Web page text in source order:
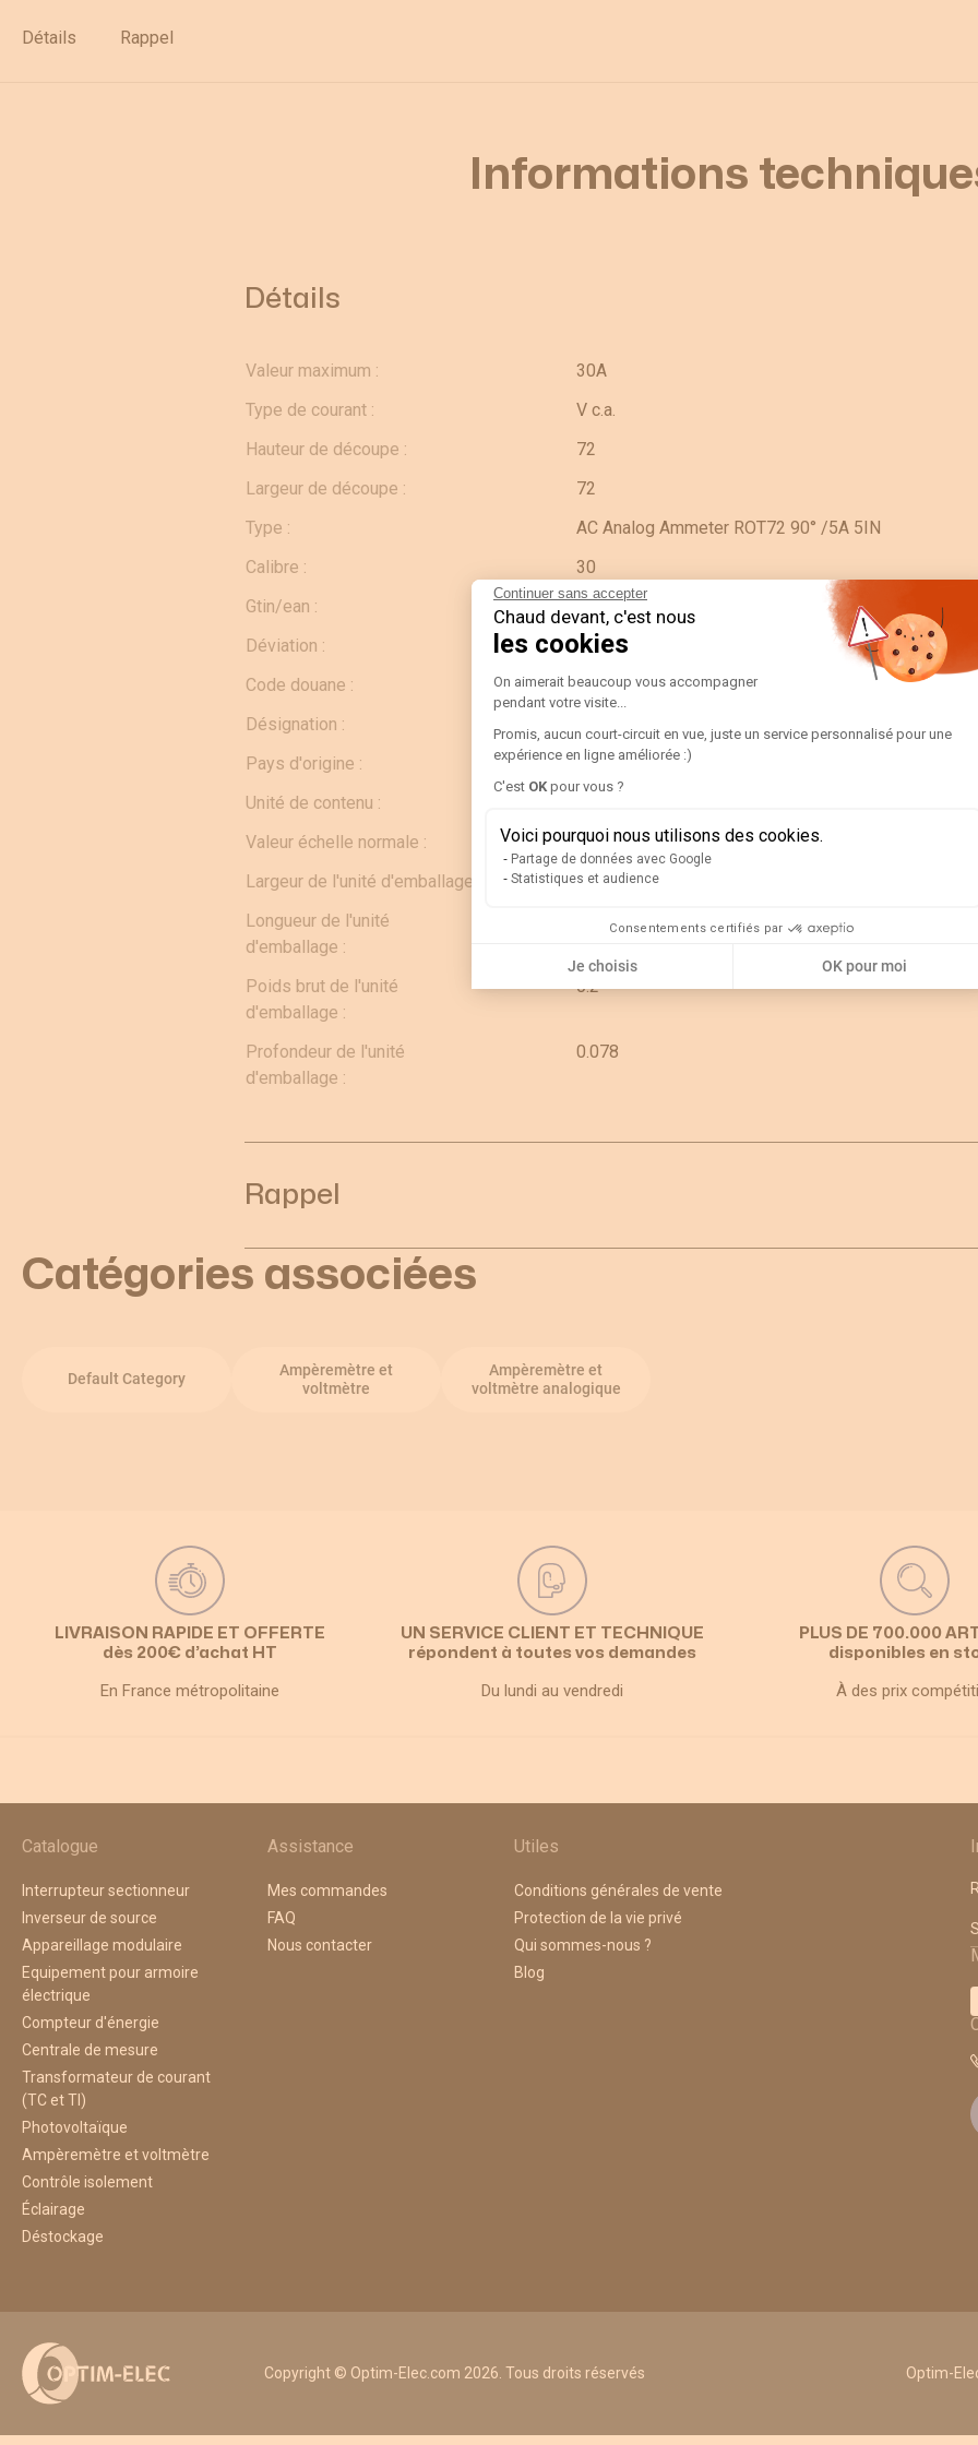
Continuer sans accepter
Chaud devant, c'est nous
les cookies
Plateforme de Gestion du
On aimerait beaucoup vous accompagner
pendant votre visite...
Promis, aucun court-circuit en vue, juste un service personnalisé pour une
expérience en ligne améliorée :)
C'est OK pour vous ?
Voici pourquoi nous utilisons des cookies.
Partage de données avec Google
Statistiques et audience
Consentements certifiés par
Je choisis OK pour moi
Détails Rappel
Informations
Détails
Valeur maximum :
30A
Type de courant :
V c.a.
Hauteur de découpe :
72
Largeur de découpe :
72
Type :
AC Analog Ammeter ROT72 90° /5A 5IN
Calibre :
30
Gtin/ean :
3596031080311
Déviation :
90° 5 x In
Code douane :
90303370
Désignation :
192D3316-AMP R72A90-A 30/5A-5IN
Pays d'origine :
ES
Unité de contenu :
Valeur échelle normale :
N/A
Largeur de l'unité d'emballage :
0.08
Longueur de l'unité
d'emballage :
0.088
Poids brut de l'unité
d'emballage :
0.2
Profondeur de l'unité
d'emballage :
0.078
Rappel
Catégories associées
Default Category
Ampèremètre et
voltmètre
Ampèremètre et
voltmètre analogique
LIVRAISON RAPIDE ET OFFERTE
dès 200€ d’achat HT
En France métropolitaine
UN SERVICE CLIENT ET TECHNIQUE
répondent à toutes vos demandes
Du lundi au vendredi
PLUS DE 700.000
disponibles en
À des prix
Catalogue
Interrupteur sectionneur
Inverseur de source
Appareillage modulaire
Equipement pour armoire
électrique
Compteur d'énergie
Centrale de mesure
Transformateur de courant
(TC et TI)
Photovoltaïque
Ampèremètre et voltmètre
Contrôle isolement
Éclairage
Déstockage
Assistance
Mes commandes
FAQ
Nous contacter
Utiles
Conditions générales de vente
Protection de la vie privé
Qui sommes-nous ?
Blog
Copyright © Optim-Elec.com 2026. Tous droits réservés Optim-